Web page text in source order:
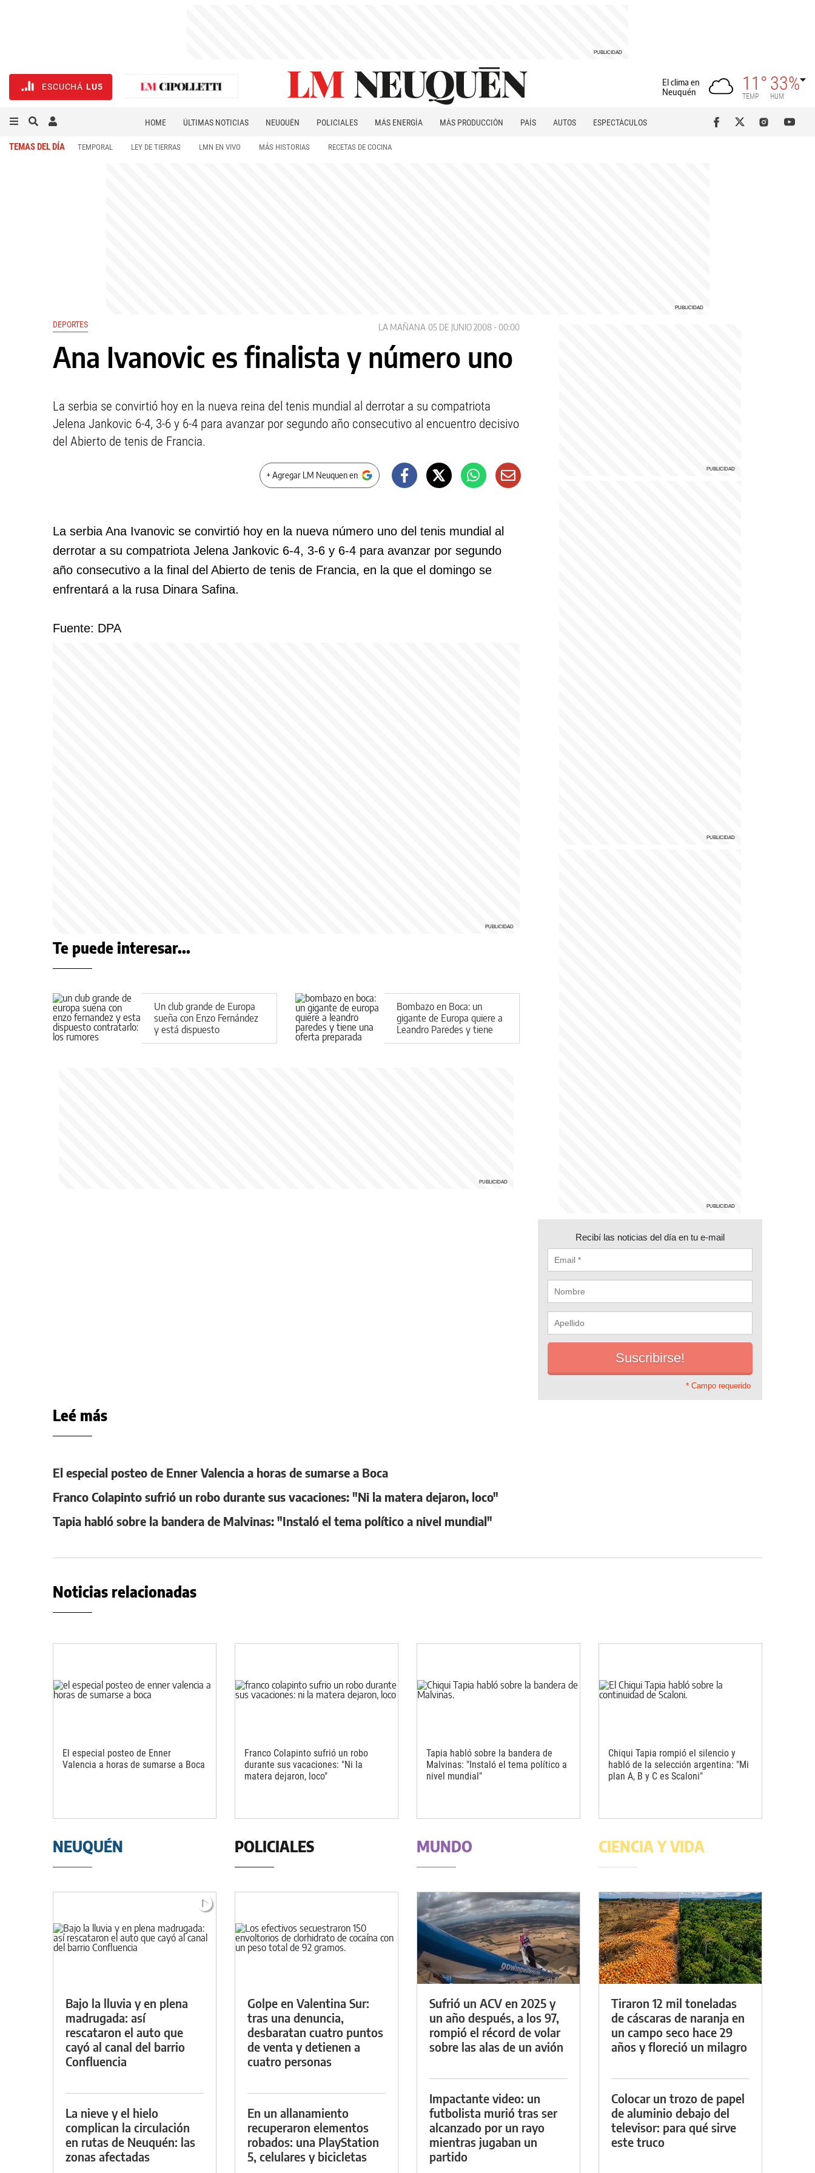
ESCUCHÁ LU5
El clima en
Neuquén
11°
TEMP
33%
HUM
HOME ÚLTIMAS NOTICIAS NEUQUÉN POLICIALES MÁS ENERGÍA MÁS PRODUCCIÓN PAÍS AUTOS
ESPECTÁCULOS
TEMAS DEL DÍA TEMPORAL LEY DE TIERRAS LMN EN VIVO MÁS HISTORIAS RECETAS DE COCINA
DEPORTES LA MAÑANA 05 DE JUNIO 2008 - 00:00
Ana Ivanovic es finalista y número uno
La serbia se convirtió hoy en la nueva reina del tenis mundial al derrotar a su compatriota
Jelena Jankovic 6-4, 3-6 y 6-4 para avanzar por segundo año consecutivo al encuentro decisivo
del Abierto de tenis de Francia.
+ Agregar LM Neuquen en
La serbia Ana Ivanovic se convirtió hoy en la nueva número uno del tenis mundial al
derrotar a su compatriota Jelena Jankovic 6-4, 3-6 y 6-4 para avanzar por segundo
año consecutivo a la final del Abierto de tenis de Francia, en la que el domingo se
enfrentará a la rusa Dinara Safina.
Fuente: DPA
Te puede interesar...
Un club grande de Europa
sueña con Enzo Fernández
y está dispuesto
contratarlo: los rumores
Bombazo en Boca: un
gigante de Europa quiere a
Leandro Paredes y tiene
una oferta preparada
Recibí las noticias del día en tu e-mail
* Campo requerido
Leé más
El especial posteo de Enner Valencia a horas de sumarse a Boca
Franco Colapinto sufrió un robo durante sus vacaciones: "Ni la matera dejaron, loco"
Tapia habló sobre la bandera de Malvinas: "Instaló el tema político a nivel mundial"
Noticias relacionadas
El especial posteo de Enner
Valencia a horas de sumarse a Boca
Franco Colapinto sufrió un robo
durante sus vacaciones: "Ni la
matera dejaron, loco"
Tapia habló sobre la bandera de
Malvinas: "Instaló el tema político a
nivel mundial"
Chiqui Tapia rompió el silencio y
habló de la selección argentina: "Mi
plan A, B y C es Scaloni"
NEUQUÉN
Bajo la lluvia y en plena
madrugada: así
rescataron el auto que
cayó al canal del barrio
Confluencia
La nieve y el hielo
complican la circulación
en rutas de Neuquén: las
zonas afectadas
POLICIALES
Golpe en Valentina Sur:
tras una denuncia,
desbaratan cuatro puntos
de venta y detienen a
cuatro personas
En un allanamiento
recuperaron elementos
robados: una PlayStation
5, celulares y bicicletas
MUNDO
Sufrió un ACV en 2025 y
un año después, a los 97,
rompió el récord de volar
sobre las alas de un avión
Impactante video: un
futbolista murió tras ser
alcanzado por un rayo
mientras jugaban un
partido
CIENCIA Y VIDA
Tiraron 12 mil toneladas
de cáscaras de naranja en
un campo seco hace 29
años y floreció un milagro
Colocar un trozo de papel
de aluminio debajo del
televisor: para qué sirve
este truco